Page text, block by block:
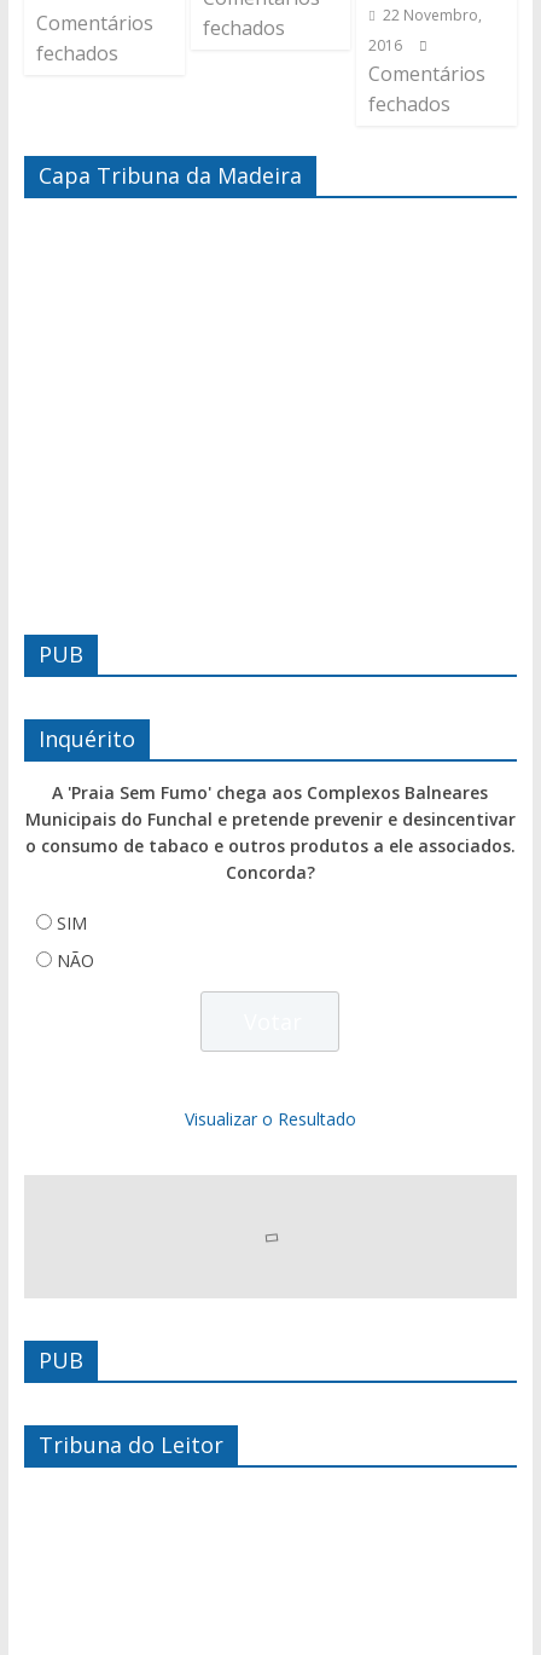
Comentários
fechados
fechados
22 Novembro,
2016
Comentários
fechados
Capa Tribuna da Madeira
PUB
Inquérito
A 'Praia Sem Fumo' chega aos Complexos Balneares
Municipais do Funchal e pretende prevenir e desincentivar
o consumo de tabaco e outros produtos a ele associados.
Concorda?
SIM
NÃO
Visualizar o Resultado
PUB
Tribuna do Leitor